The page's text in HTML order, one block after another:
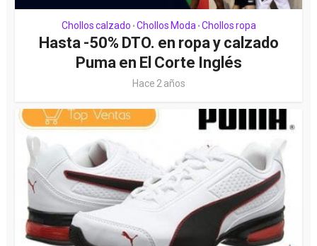
Chollos calzado • Chollos Moda • Chollos ropa
Hasta -50% DTO. en ropa y calzado
Puma en El Corte Inglés
Hace 2 años